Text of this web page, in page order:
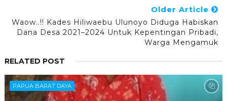
Older Article
Waow..!! Kades Hiliwaebu Ulunoyo Diduga Habiskan
Dana Desa 2021–2024 Untuk Kepentingan Pribadi,
Warga Mengamuk
RELATED POST
PAPUA BARAT DAYA